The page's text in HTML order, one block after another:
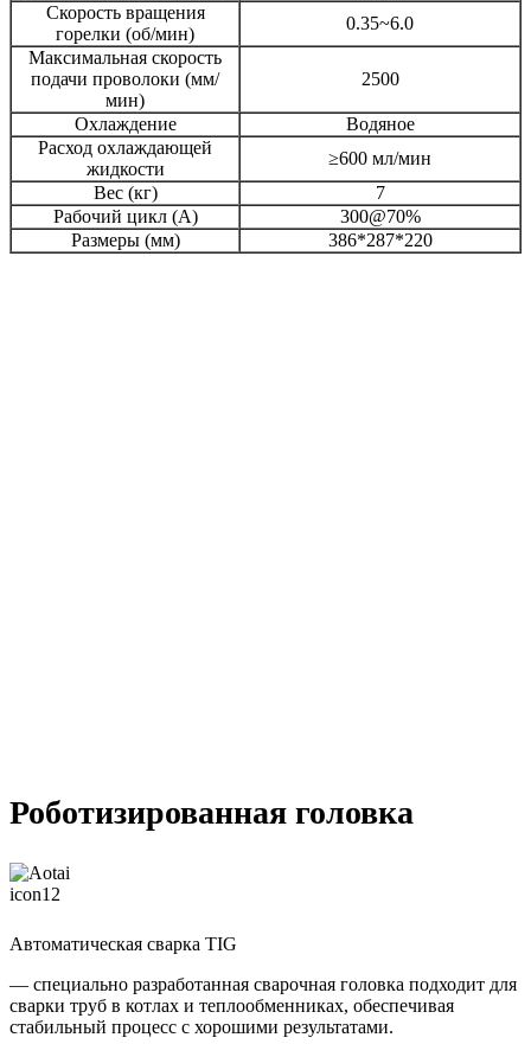
Скорость вращения
горелки (об/мин)
0.35~6.0
Максимальная скорость
подачи проволоки (мм/
мин)
2500
Охлаждение
Водяное
Расход охлаждающей
жидкости
≥600 мл/мин
Вес (кг)
7
Рабочий цикл (А)
300@70%
Размеры (мм)
386*287*220
Роботизированная головка
Автоматическая сварка TIG
— специально разработанная сварочная головка подходит для
сварки труб в котлах и теплообменниках, обеспечивая
стабильный процесс с хорошими результатами.